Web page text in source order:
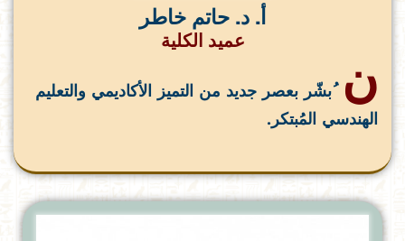
أ. د. حاتم خاطر
عميد الكلية
ن
ُبشّر بعصر جديد من التميز الأكاديمي والتعليم
الهندسي المُبتكر.